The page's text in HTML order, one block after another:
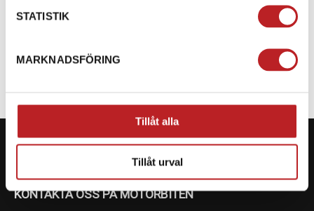
STATISTIK
MARKNADSFÖRING
Tillåt alla
Tillåt urval
SPECIFIKATION
KONTAKTA OSS PÅ MOTORBITEN